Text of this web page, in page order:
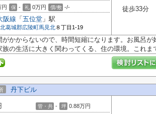
円 保 - 礼 0万円 償/敷 -/-
阪線 「 五位堂 」駅
北葛城郡広陵町馬見北８丁目1-19
徒歩33分
がかからないので、時間短縮になります。お風呂
の生活に大きく関わってくる、住の環境。これま
丹下ビル
管・共 - 坪 0.88万円